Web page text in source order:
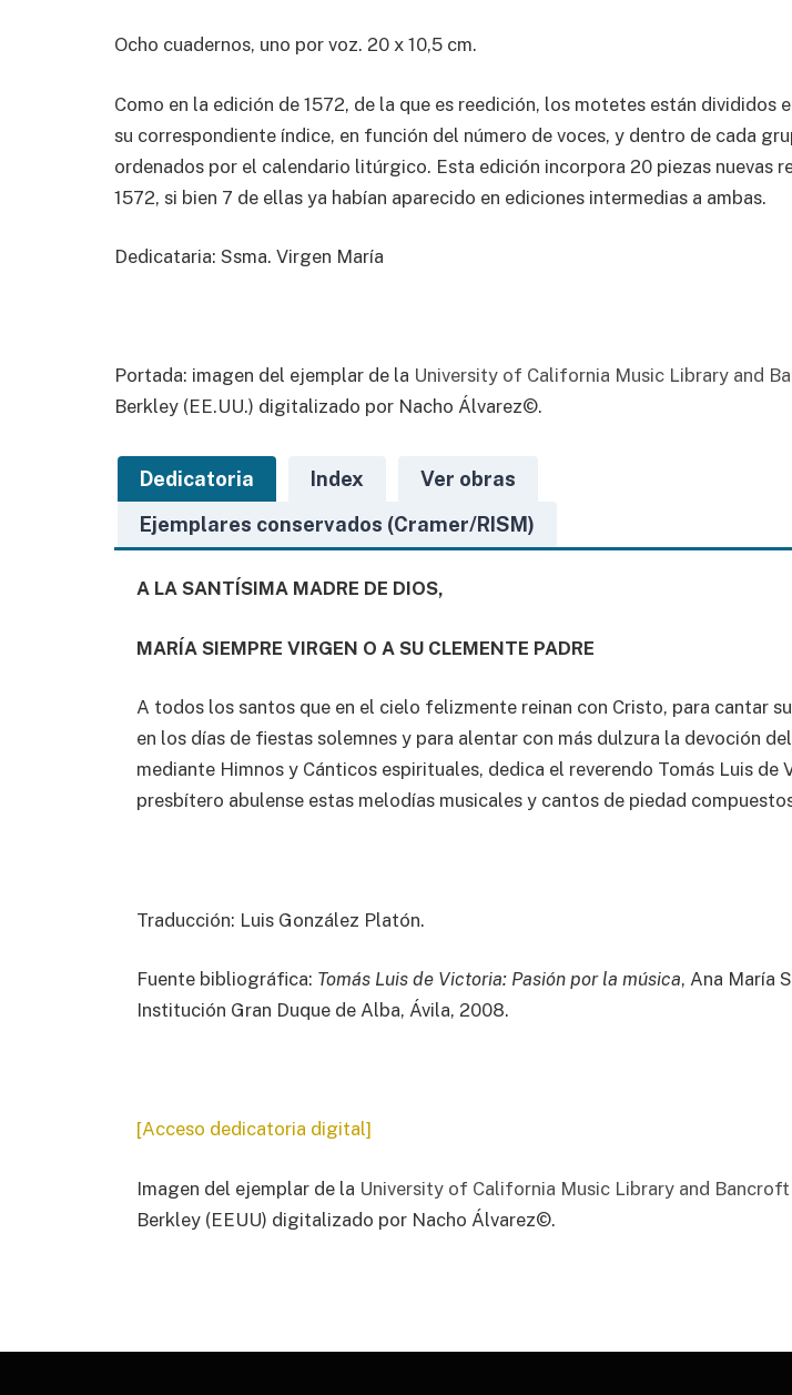
Ocho cuadernos, uno por voz. 20 x 10,5 cm.
Como en la edición de 1572, de la que es reedición, los motetes están divididos
su correspondiente índice, en función del número de voces, y dentro de cada
ordenados por el calendario litúrgico. Esta edición incorpora 20 piezas nuevas
1572, si bien 7 de ellas ya habían aparecido en ediciones intermedias a ambas.
Dedicataria: Ssma. Virgen María
Portada: imagen del ejemplar de la University of California Music Library and
Berkley (EE.UU.) digitalizado por Nacho Álvarez©.
Dedicatoria Index
Ver obras
Ejemplares conservados (Cramer/RISM)
A LA SANTÍSIMA MADRE DE DIOS,
MARÍA SIEMPRE VIRGEN O A SU CLEMENTE PADRE
A todos los santos que en el cielo felizmente reinan con Cristo, para cantar
en los días de fiestas solemnes y para alentar con más dulzura la devoción
mediante Himnos y Cánticos espirituales, dedica el reverendo Tomás Luis de
presbítero abulense estas melodías musicales y cantos de piedad
Traducción: Luis González Platón.
Fuente bibliográfica: Tomás Luis de Victoria: Pasión por la música, Ana María
Institución Gran Duque de Alba, Ávila, 2008.
[Acceso dedicatoria digital]
Imagen del ejemplar de la University of California Music Library and
Berkley (EEUU) digitalizado por Nacho Álvarez©.